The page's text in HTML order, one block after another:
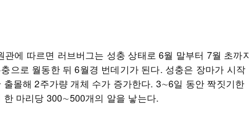
관에 따르면 러브버그는 성충 상태로 6월 말부터 7월 초까
으로 월동한 뒤 6월경 번데기가 된다. 성충은 장마가 시작
출몰해 2주가량 개체 수가 증가한다. 3∼6일 동안 짝짓기한
한 마리당 300∼500개의 알을 낳는다.